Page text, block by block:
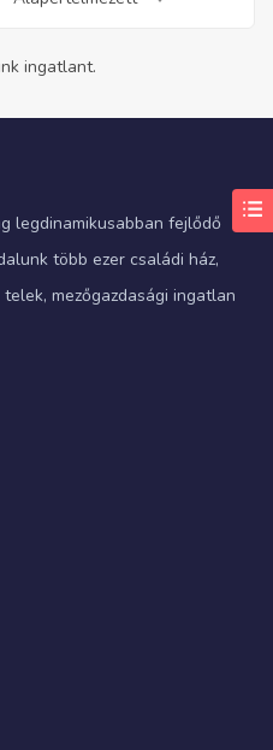
ingatlant.
legdinamikusabban fejlődő
több ezer családi ház,
mezőgazdasági ingatlan